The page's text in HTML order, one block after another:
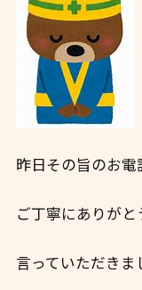
昨日その旨のお電
ご丁寧にありが
言っていただきま